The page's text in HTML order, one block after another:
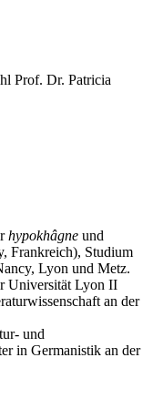
Prof. Dr. Patricia
hypokhâgne und
Frankreich), Studium
Lyon und Metz.
Universität Lyon II
an der
und
in Germanistik an der